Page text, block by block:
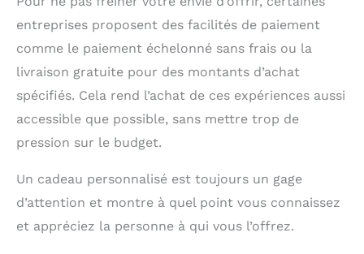
entreprises proposent des facilités de paiement
comme le paiement échelonné sans frais ou la
livraison gratuite pour des montants d’achat
spécifiés. Cela rend l’achat de ces expériences aussi
accessible que possible, sans mettre trop de
pression sur le budget.
Un cadeau personnalisé est toujours un gage
d’attention et montre à quel point vous connaissez
et appréciez la personne à qui vous l’offrez.